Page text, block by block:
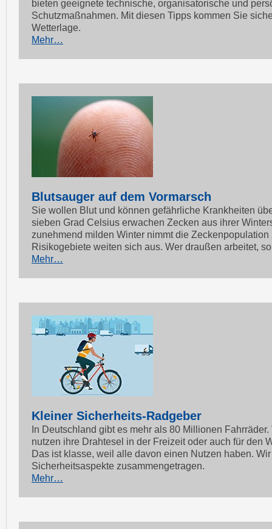
bieten geeignete technische, organisatorische und
Schutzmaßnahmen. Mit diesen Tipps kommen Sie
Wetterlage.
Mehr…
Blutsauger auf dem Vormarsch
Sie wollen Blut und können gefährliche Krankheiten
sieben Grad Celsius erwachen Zecken aus ihrer
zunehmend milden Winter nimmt die Zeckenpopulation
Risikogebiete weiten sich aus. Wer draußen arbeitet,
Mehr…
Kleiner Sicherheits-Radgeber
In Deutschland gibt es mehr als 80 Millionen
nutzen ihre Drahtesel in der Freizeit oder auch für den
Das ist klasse, weil alle davon einen Nutzen haben.
Sicherheitsaspekte zusammengetragen.
Mehr…